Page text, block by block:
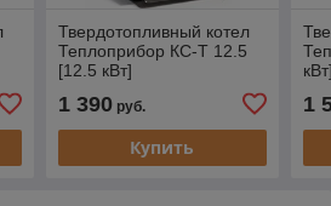
Твердотопливный котел
Теплоприбор КС-Т 12.5
[12.5 кВт]
1 390руб.
Купить
1